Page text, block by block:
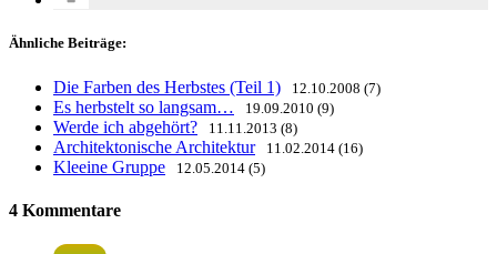
Ähnliche Beiträge:
Die Farben des Herbstes (Teil 1) 12.10.2008 (7)
Es herbstelt so langsam… 19.09.2010 (9)
Werde ich abgehört? 11.11.2013 (8)
Architektonische Architektur 11.02.2014 (16)
Kleeine Gruppe 12.05.2014 (5)
4 Kommentare